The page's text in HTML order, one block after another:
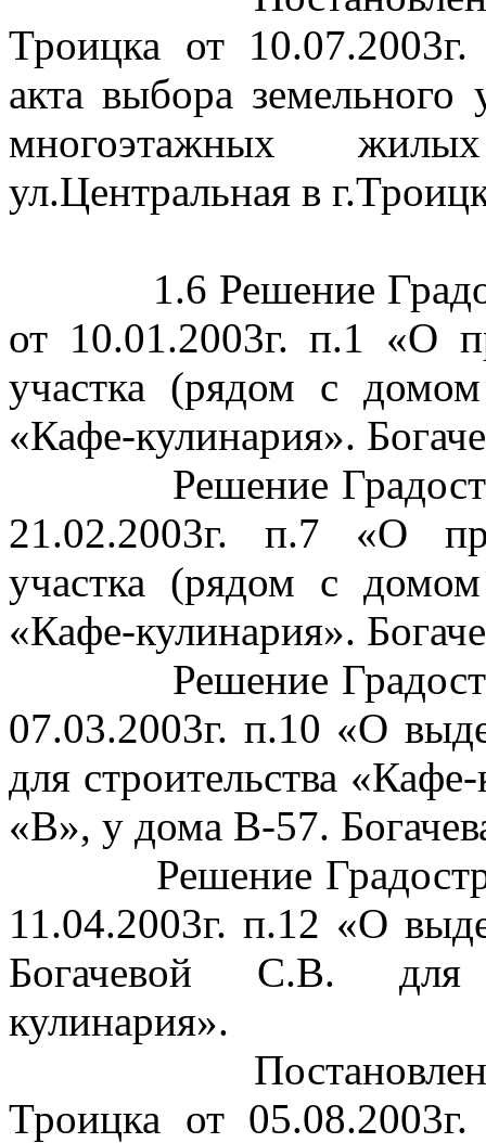
Троицка от
акта выбора земельного
многоэтажных
ул.Центральная в
1.6 Решение
от 10.01.2003г. п.1 «О
участка (рядом с
«Кафе-кулинария».
Решение
21.02.2003г. п.7 «О
участка (рядом с
«Кафе-кулинария».
Решение
07.03.2003г. п.10 «О
для строительства
«В», у дома В-57.
Решение
11.04.2003г. п.12 «О
Богачевой С.В. для
кулинария».
Троицка от